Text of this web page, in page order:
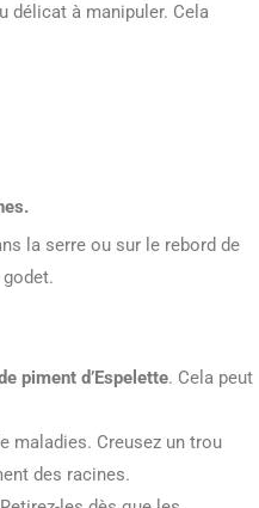
délicat à manipuler. Cela
la serre ou sur le rebord de
piment d’Espelette. Cela peut
maladies. Creusez un trou
des racines.